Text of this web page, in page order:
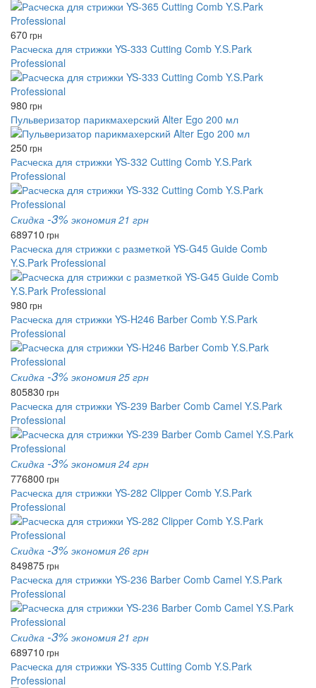
670 грн
Расческа для стрижки YS-333 Cutting Comb Y.S.Park
Professional
980 грн
Пульверизатор парикмахерский Alter Ego 200 мл
250 грн
Расческа для стрижки YS-332 Cutting Comb Y.S.Park
Professional
Скидка -3% экономия 21 грн
689710 грн
Расческа для стрижки с разметкой YS-G45 Guide Comb
Y.S.Park Professional
980 грн
Расческа для стрижки YS-H246 Barber Comb Y.S.Park
Professional
Скидка -3% экономия 25 грн
805830 грн
Расческа для стрижки YS-239 Barber Comb Camel Y.S.Park
Professional
Скидка -3% экономия 24 грн
776800 грн
Расческа для стрижки YS-282 Clipper Comb Y.S.Park
Professional
Скидка -3% экономия 26 грн
849875грн
Расческа для стрижки YS-236 Barber Comb Camel Y.S.Park
Professional
Скидка -3% экономия 21 грн
689710 грн
Расческа для стрижки YS-335 Cutting Comb Y.S.Park
Professional